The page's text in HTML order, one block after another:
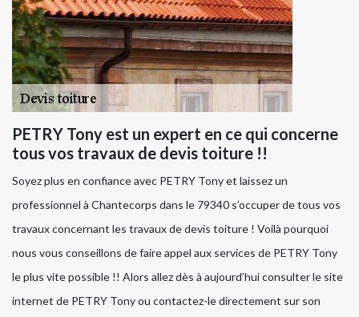
PETRY Tony est un expert en ce qui concerne
tous vos travaux de devis toiture !!
Soyez plus en confiance avec PETRY Tony et laissez un
professionnel à Chantecorps dans le 79340 s’occuper de tous vos
travaux concernant les travaux de devis toiture ! Voilà pourquoi
nous vous conseillons de faire appel aux services de PETRY Tony
le plus vite possible !! Alors allez dès à aujourd’hui consulter le site
internet de PETRY Tony ou contactez-le directement sur son